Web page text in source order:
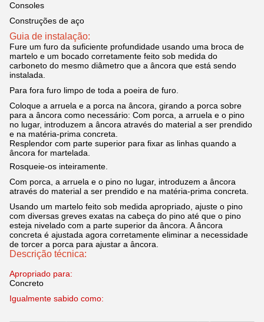
Consoles
Construções de aço
Guia de instalação:
Fure um furo da suficiente profundidade usando uma broca de
martelo e um bocado corretamente feito sob medida do
carboneto do mesmo diâmetro que a âncora que está sendo
instalada.
Para fora furo limpo de toda a poeira de furo.
Coloque a arruela e a porca na âncora, girando a porca sobre
para a âncora como necessário: Com porca, a arruela e o pino
no lugar, introduzem a âncora através do material a ser prendido
e na matéria-prima concreta.
Resplendor com parte superior para fixar as linhas quando a
âncora for martelada.
Rosqueie-os inteiramente.
Com porca, a arruela e o pino no lugar, introduzem a âncora
através do material a ser prendido e na matéria-prima concreta.
Usando um martelo feito sob medida apropriado, ajuste o pino
com diversas greves exatas na cabeça do pino até que o pino
esteja nivelado com a parte superior da âncora. A âncora
concreta é ajustada agora corretamente eliminar a necessidade
de torcer a porca para ajustar a âncora.
Descrição técnica:
Apropriado para:
Concreto
Igualmente sabido como: